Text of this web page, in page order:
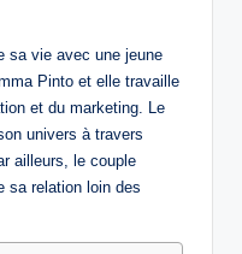
sa vie avec une jeune
Pinto et elle travaille
et du marketing. Le
univers à travers
ailleurs, le couple
sa relation loin des